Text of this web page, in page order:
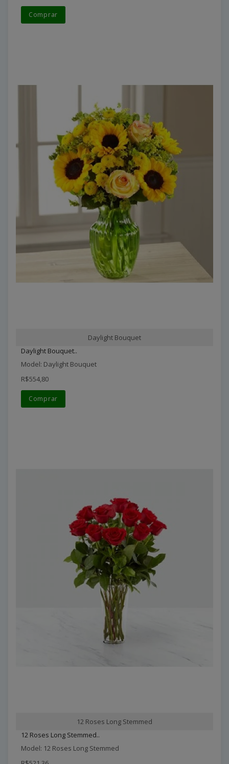
Comprar
Daylight Bouquet
Daylight Bouquet..
Model: Daylight Bouquet
R$554,80
Comprar
12 Roses Long Stemmed
12 Roses Long Stemmed..
Model: 12 Roses Long Stemmed